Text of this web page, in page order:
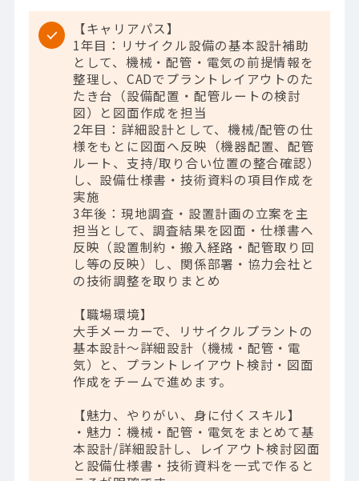
【キャリアパス】
1年目：リサイクル設備の基本設計補助
として、機械・配管・電気の前提情報を
整理し、CADでプラントレイアウトのた
たき台（設備配置・配管ルートの検討
図）と図面作成を担当
2年目：詳細設計として、機械/配管の仕
様をもとに図面へ反映（機器配置、配管
ルート、支持/取り合い位置の整合確認）
し、設備仕様書・技術資料の項目作成を
実施
3年後：現地調査・設置計画の立案を主
担当として、調査結果を図面・仕様書へ
反映（設置制約・搬入経路・配管取り回
し等の反映）し、関係部署・協力会社と
の技術調整を取りまとめ
【職場環境】
大手メーカーで、リサイクルプラントの
基本設計～詳細設計（機械・配管・電
気）と、プラントレイアウト検討・図面
作成をチームで進めます。
【魅力、やりがい、身に付くスキル】
・魅力：機械・配管・電気をまとめて基
本設計/詳細設計し、レイアウト検討図面
と設備仕様書・技術資料を一式で作ると